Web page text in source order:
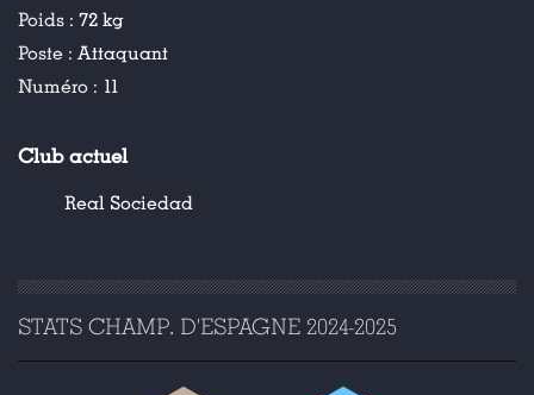
Poids : 72 kg
Poste : Attaquant
Numéro : 11
Club actuel
Real Sociedad
STATS CHAMP. D'ESPAGNE 2024-2025